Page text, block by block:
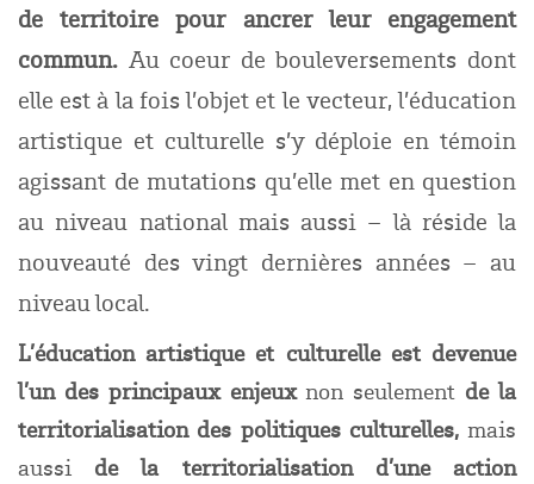
de territoire pour ancrer leur engagement
commun. Au coeur de bouleversements dont
elle est à la fois l’objet et le vecteur, l’éducation
artistique et culturelle s’y déploie en témoin
agissant de mutations qu’elle met en question
au niveau national mais aussi – là réside la
nouveauté des vingt dernières années – au
niveau local.
L’éducation artistique et culturelle est devenue
l’un des principaux enjeuxnon seulement de la
territorialisation des politiques culturelles, mais
aussi de la territorialisation d’une action